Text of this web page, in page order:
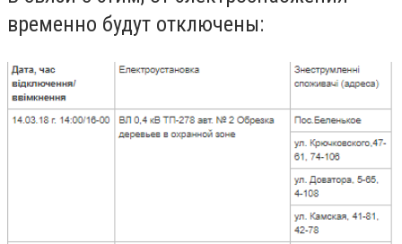
временно будут отключены: